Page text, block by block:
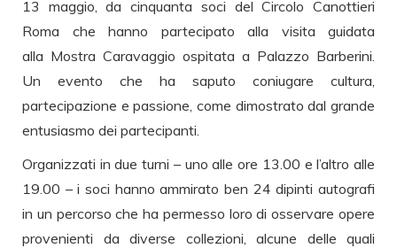
13 maggio, da cinquanta soci del Circolo Canottieri
Roma che hanno partecipato alla visita guidata
alla Mostra Caravaggio ospitata a Palazzo Barberini.
Un evento che ha saputo coniugare cultura,
partecipazione e passione, come dimostrato dal grande
entusiasmo dei partecipanti.
Organizzati in due turni – uno alle ore 13.00 e l’altro alle
19.00 – i soci hanno ammirato ben 24 dipinti autografi
in un percorso che ha permesso loro di osservare opere
provenienti da diverse collezioni, alcune delle quali